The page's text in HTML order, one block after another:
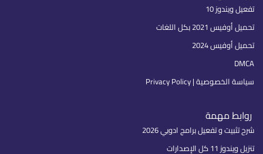
تفعيل ويندوز 10
تحميل أوفيس 2021 بكل اللغات
تحميل أوفيس 2024
DMCA
سياسة الخصوصية | Privacy Policy
روابط مهمة
شرح تثبيت و تفعيل برامج ادوبي 2026
تنزيل ويندوز 11 كل الإصدارات